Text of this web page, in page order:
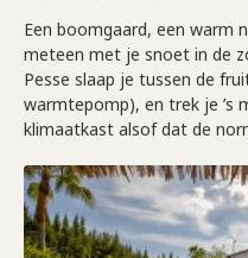
Een boomgaard, een warm
meteen met je snoet in de
Pesse slaap je tussen de
warmtepomp), en trek je ’s
klimaatkast alsof dat de